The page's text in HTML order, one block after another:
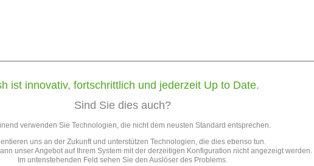
ist innovativ, fortschrittlich und jederzeit Up to Date.
Sind Sie dies auch?
verwenden Sie Technologien, die nicht dem neusten Standard entsprechen.
uns an der Zukunft und unterstützen Technologien, die dies ebenso tun.
unser Angebot auf Ihrem System mit der derzeitigen Konfiguration nicht angezeigt werden.
Im untenstehenden Feld sehen Sie den Auslöser des Problems.